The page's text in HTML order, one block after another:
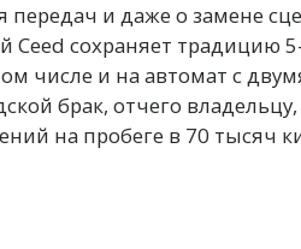
и даже о замене
Ceed сохраняет традицию
числе и на автомат с
брак, отчего
на пробеге в 70 тысяч